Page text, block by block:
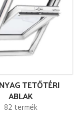
TETŐTÉRI
ABLAK
82 termék